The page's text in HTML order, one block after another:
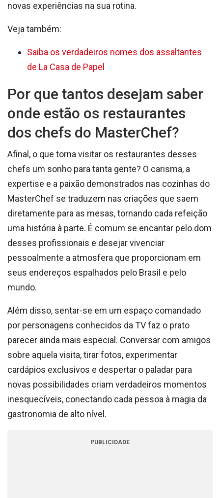
novas experiências na sua rotina.
Veja também:
Saiba os verdadeiros nomes dos assaltantes
de La Casa de Papel
Por que tantos desejam saber
onde estão os restaurantes
dos chefs do MasterChef?
Afinal, o que torna visitar os restaurantes desses
chefs um sonho para tanta gente? O carisma, a
expertise e a paixão demonstrados nas cozinhas do
MasterChef se traduzem nas criações que saem
diretamente para as mesas, tornando cada refeição
uma história à parte. É comum se encantar pelo dom
desses profissionais e desejar vivenciar
pessoalmente a atmosfera que proporcionam em
seus endereços espalhados pelo Brasil e pelo
mundo.
Além disso, sentar-se em um espaço comandado
por personagens conhecidos da TV faz o prato
parecer ainda mais especial. Conversar com amigos
sobre aquela visita, tirar fotos, experimentar
cardápios exclusivos e despertar o paladar para
novas possibilidades criam verdadeiros momentos
inesquecíveis, conectando cada pessoa à magia da
gastronomia de alto nível.
PUBLICIDADE